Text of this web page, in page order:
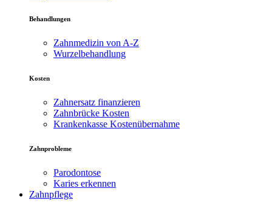
Behandlungen
Zahnmedizin von A-Z
Wurzelbehandlung
Kosten
Zahnersatz finanzieren
Zahnbrücke Kosten
Krankenkasse Kostenübernahme
Zahnprobleme
Parodontose
Karies erkennen
Zahnpflege